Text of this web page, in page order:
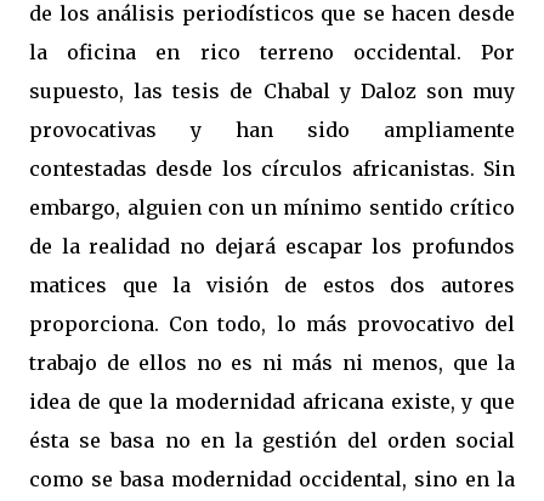
de los análisis periodísticos que se hacen desde
la oficina en rico terreno occidental. Por
supuesto, las tesis de Chabal y Daloz son muy
provocativas y han sido ampliamente
contestadas desde los círculos africanistas. Sin
embargo, alguien con un mínimo sentido crítico
de la realidad no dejará escapar los profundos
matices que la visión de estos dos autores
proporciona. Con todo, lo más provocativo del
trabajo de ellos no es ni más ni menos, que la
idea de que la modernidad africana existe, y que
ésta se basa no en la gestión del orden social
como se basa modernidad occidental, sino en la